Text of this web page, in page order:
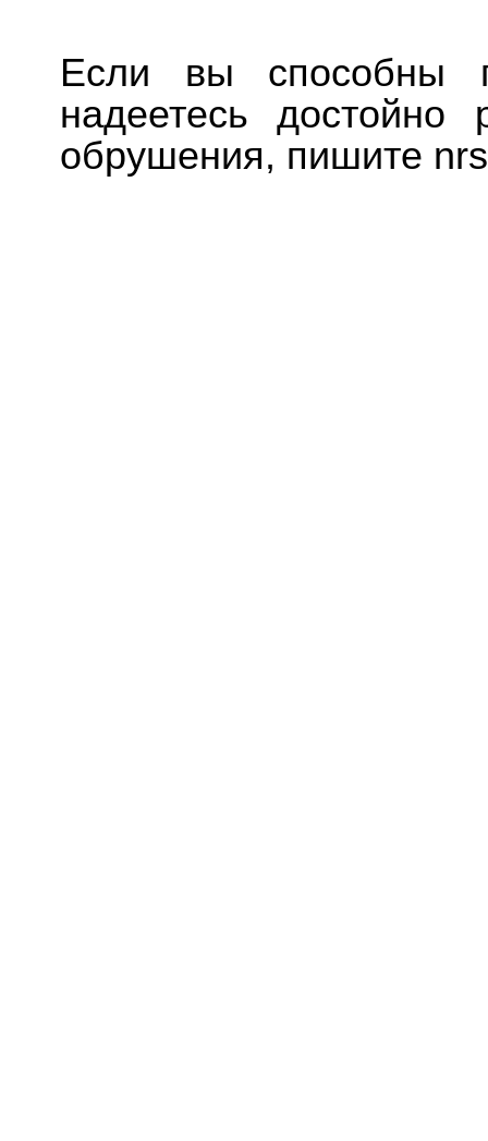
Если вы способны
надеетесь достойно
обрушения, пишите